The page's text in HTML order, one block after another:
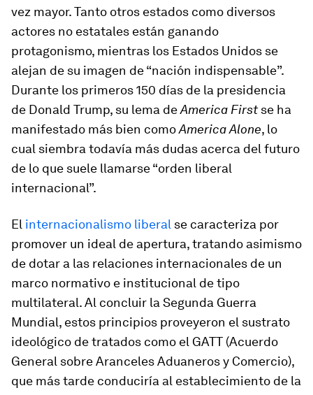
vez mayor. Tanto otros estados como diversos
actores no estatales están ganando
protagonismo, mientras los Estados Unidos se
alejan de su imagen de “nación indispensable”.
Durante los primeros 150 días de la presidencia
de Donald Trump, su lema deAmerica Firstse ha
manifestado más bien comoAmerica Alone, lo
cual siembra todavía más dudas acerca del futuro
de lo que suele llamarse “orden liberal
internacional”.
El internacionalismo liberal se caracteriza por
promover un ideal de apertura, tratando asimismo
de dotar a las relaciones internacionales de un
marco normativo e institucional de tipo
multilateral. Al concluir la Segunda Guerra
Mundial, estos principios proveyeron el sustrato
ideológico de tratados como el GATT (Acuerdo
General sobre Aranceles Aduaneros y Comercio),
que más tarde conduciría al establecimiento de la